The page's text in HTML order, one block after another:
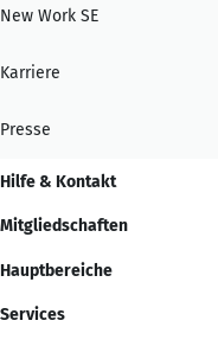
New Work SE
Karriere
Presse
Hilfe & Kontakt
Mitgliedschaften
Hauptbereiche
Services